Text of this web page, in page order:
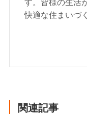
す。皆様の生活
快適な住まいづ
関連記事